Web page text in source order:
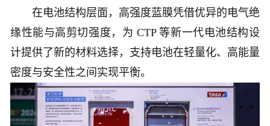
在电池结构层面，高强度蓝膜凭借优异的电气绝
缘性能与高剪切强度，为 CTP 等新一代电池结构设
计提供了新的材料选择，支持电池在轻量化、高能量
密度与安全性之间实现平衡。